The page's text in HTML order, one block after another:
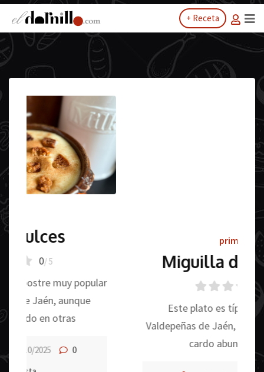
+ Receta
Miguilla de setas de
Este plato es típico del otoño en
Valdepeñas de Jaén, en la que las setas de